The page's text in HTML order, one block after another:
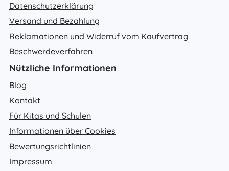
Datenschutzerklärung
Versand und Bezahlung
Reklamationen und Widerruf vom Kaufvertrag
Beschwerdeverfahren
Nützliche Informationen
Blog
Kontakt
Für Kitas und Schulen
Informationen über Cookies
Bewertungsrichtlinien
Impressum